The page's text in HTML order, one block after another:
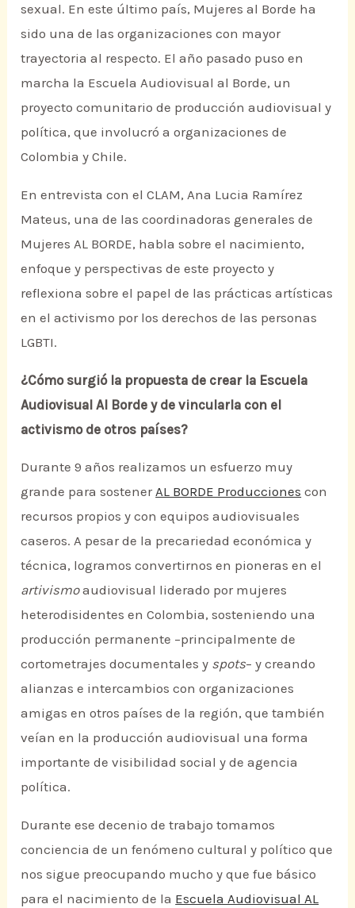
sexual. En este último país, Mujeres al Borde ha
sido una de las organizaciones con mayor
trayectoria al respecto. El año pasado puso en
marcha la Escuela Audiovisual al Borde, un
proyecto comunitario de producción audiovisual y
política, que involucró a organizaciones de
Colombia y Chile.
En entrevista con el CLAM, Ana Lucia Ramírez
Mateus, una de las coordinadoras generales de
Mujeres AL BORDE, habla sobre el nacimiento,
enfoque y perspectivas de este proyecto y
reflexiona sobre el papel de las prácticas artísticas
en el activismo por los derechos de las personas
LGBTI.
¿Cómo surgió la propuesta de crear la Escuela
Audiovisual Al Borde y de vincularla con el
activismo de otros países?
Durante 9 años realizamos un esfuerzo muy
grande para sostenerAL BORDE Producciones con
recursos propios y con equipos audiovisuales
caseros. A pesar de la precariedad económica y
técnica, logramos convertirnos en pioneras en el
artivismoaudiovisual liderado por mujeres
heterodisidentes en Colombia, sosteniendo una
producción permanente –principalmente de
cortometrajes documentales y spots– y creando
alianzas e intercambios con organizaciones
amigas en otros países de la región, que también
veían en la producción audiovisual una forma
importante de visibilidad social y de agencia
política.
Durante ese decenio de trabajo tomamos
conciencia de un fenómeno cultural y político que
nos sigue preocupando mucho y que fue básico
para el nacimiento de la Escuela Audiovisual AL